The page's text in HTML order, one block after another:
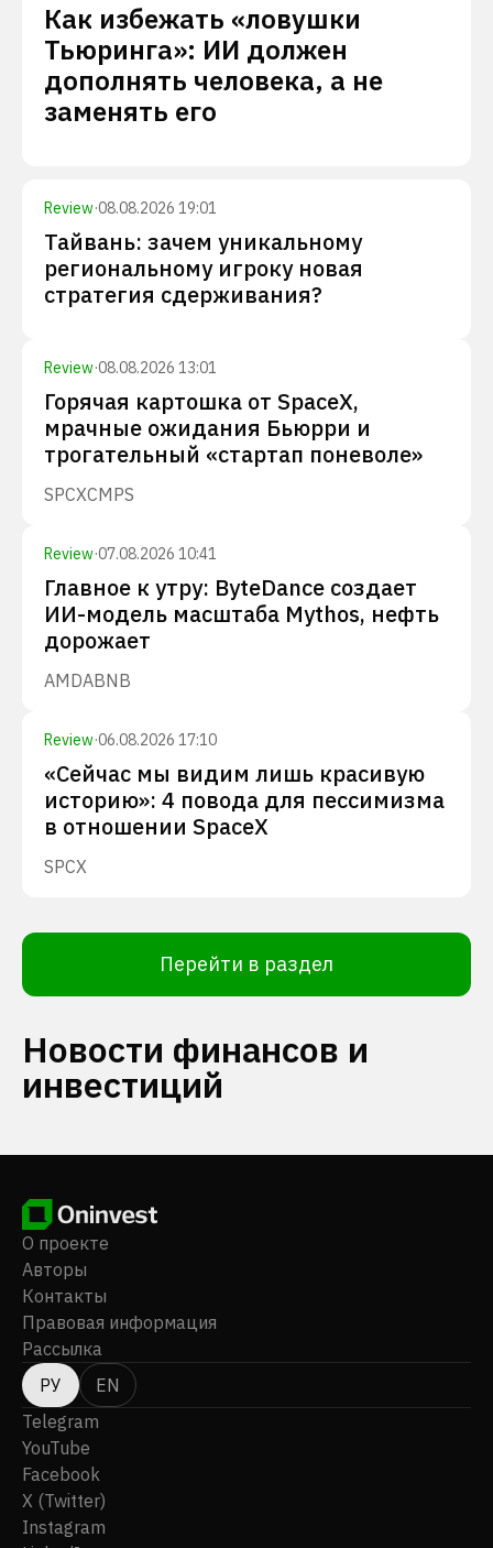
Как избежать «ловушки
Тьюринга»: ИИ должен
дополнять человека, а не
заменять его
Review·08.08.2026 19:01
Тайвань: зачем уникальному
региональному игроку новая
стратегия сдерживания?
Review·08.08.2026 13:01
Горячая картошка от SpaceX,
мрачные ожидания Бьюрри и
трогательный «стартап поневоле»
SPCXCMPS
Review·07.08.2026 10:41
Главное к утру: ByteDance создает
ИИ-модель масштаба Mythos, нефть
дорожает
AMDABNB
Review·06.08.2026 17:10
«Сейчас мы видим лишь красивую
историю»: 4 повода для пессимизма
в отношении SpaceX
SPCX
Перейти в раздел
Новости финансов и
инвестиций
О проекте
Авторы
Контакты
Правовая информация
Рассылка
РУ
EN
Telegram
YouTube
Facebook
X (Twitter)
Instagram